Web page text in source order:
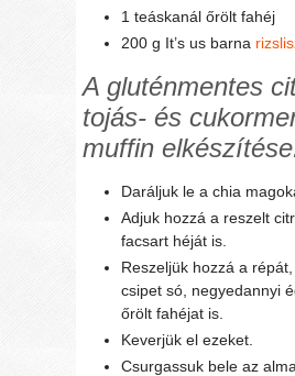
1 teáskanál őrölt fahéj
200 g It’s us barna
A gluténmentes
tojás- és
muffin
Daráljuk le a chia
Adjuk hozzá a reszelt
facsart héját is.
Reszeljük hozzá a
csipet só, negyedannyi
őrölt fahéjat is.
Keverjük el ezeket.
Csurgassuk bele az